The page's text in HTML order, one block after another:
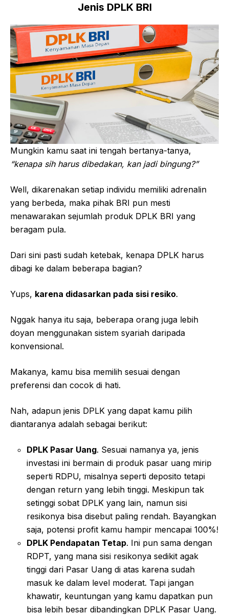
Jenis DPLK BRI
Mungkin kamu saat ini tengah bertanya-tanya,
“kenapa sih harus dibedakan, kan jadi bingung?”
Well, dikarenakan setiap individu memiliki adrenalin
yang berbeda, maka pihak BRI pun mesti
menawarakan sejumlah produk DPLK BRI yang
beragam pula.
Dari sini pasti sudah ketebak, kenapa DPLK harus
dibagi ke dalam beberapa bagian?
Yups, karena didasarkan pada sisi resiko.
Nggak hanya itu saja, beberapa orang juga lebih
doyan menggunakan sistem syariah daripada
konvensional.
Makanya, kamu bisa memilih sesuai dengan
preferensi dan cocok di hati.
Nah, adapun jenis DPLK yang dapat kamu pilih
diantaranya adalah sebagai berikut:
DPLK Pasar Uang. Sesuai namanya ya, jenis
investasi ini bermain di produk pasar uang mirip
seperti RDPU, misalnya seperti deposito tetapi
dengan return yang lebih tinggi. Meskipun tak
setinggi sobat DPLK yang lain, namun sisi
resikonya bisa disebut paling rendah. Bayangkan
saja, potensi profit kamu hampir mencapai 100%!
DPLK Pendapatan Tetap. Ini pun sama dengan
RDPT, yang mana sisi resikonya sedikit agak
tinggi dari Pasar Uang di atas karena sudah
masuk ke dalam level moderat. Tapi jangan
khawatir, keuntungan yang kamu dapatkan pun
bisa lebih besar dibandingkan DPLK Pasar Uang.